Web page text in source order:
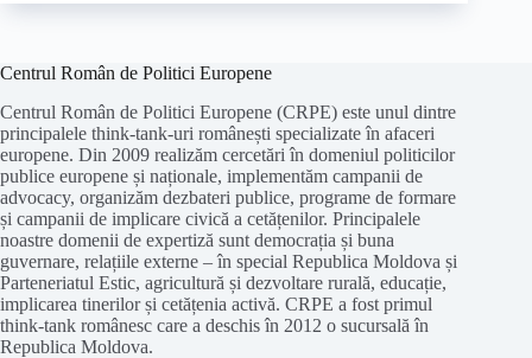
Centrul Român de Politici Europene
Centrul Român de Politici Europene (CRPE) este unul dintre
principalele think-tank-uri românești specializate în afaceri
europene. Din 2009 realizăm cercetări în domeniul politicilor
publice europene și naționale, implementăm campanii de
advocacy, organizăm dezbateri publice, programe de formare
și campanii de implicare civică a cetățenilor. Principalele
noastre domenii de expertiză sunt democrația și buna
guvernare, relațiile externe – în special Republica Moldova și
Parteneriatul Estic, agricultură și dezvoltare rurală, educație,
implicarea tinerilor și cetățenia activă. CRPE a fost primul
think-tank românesc care a deschis în 2012 o sucursală în
Republica Moldova.